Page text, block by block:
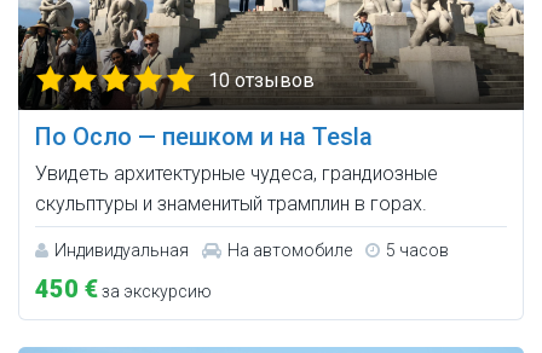
10 отзывов
По Осло — пешком и на Tesla
Увидеть архитектурные чудеса, грандиозные
скульптуры и знаменитый трамплин в горах.
Индивидуальная На автомобиле 5 часов
450 €за экскурсию